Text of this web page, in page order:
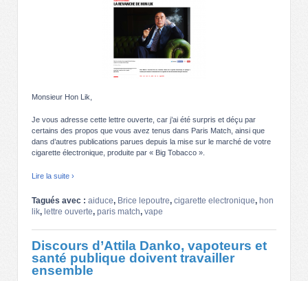
Monsieur Hon Lik,
Je vous adresse cette lettre ouverte, car j’ai été surpris et déçu par
certains des propos que vous avez tenus dans Paris Match, ainsi que
dans d’autres publications parues depuis la mise sur le marché de votre
cigarette électronique, produite par « Big Tobacco ».
Lire la suite ›
Tagués avec : aiduce, Brice lepoutre, cigarette electronique, hon
lik, lettre ouverte, paris match, vape
Discours d’Attila Danko, vapoteurs et
santé publique doivent travailler
ensemble